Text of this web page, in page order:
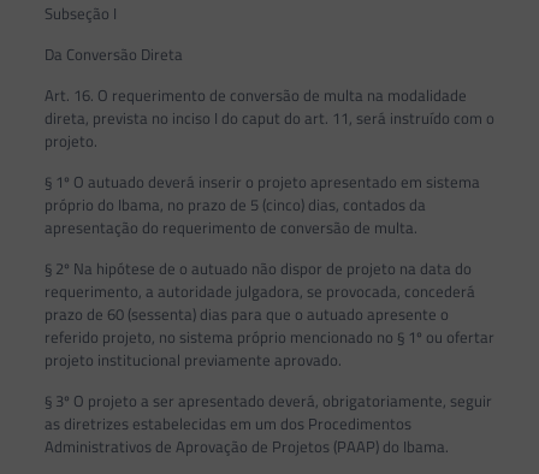
Subseção I
Da Conversão Direta
Art. 16. O requerimento de conversão de multa na modalidade
direta, prevista no inciso I do caput do art. 11, será instruído com o
projeto.
§ 1º O autuado deverá inserir o projeto apresentado em sistema
próprio do Ibama, no prazo de 5 (cinco) dias, contados da
apresentação do requerimento de conversão de multa.
§ 2º Na hipótese de o autuado não dispor de projeto na data do
requerimento, a autoridade julgadora, se provocada, concederá
prazo de 60 (sessenta) dias para que o autuado apresente o
referido projeto, no sistema próprio mencionado no § 1º ou ofertar
projeto institucional previamente aprovado.
§ 3º O projeto a ser apresentado deverá, obrigatoriamente, seguir
as diretrizes estabelecidas em um dos Procedimentos
Administrativos de Aprovação de Projetos (PAAP) do Ibama.